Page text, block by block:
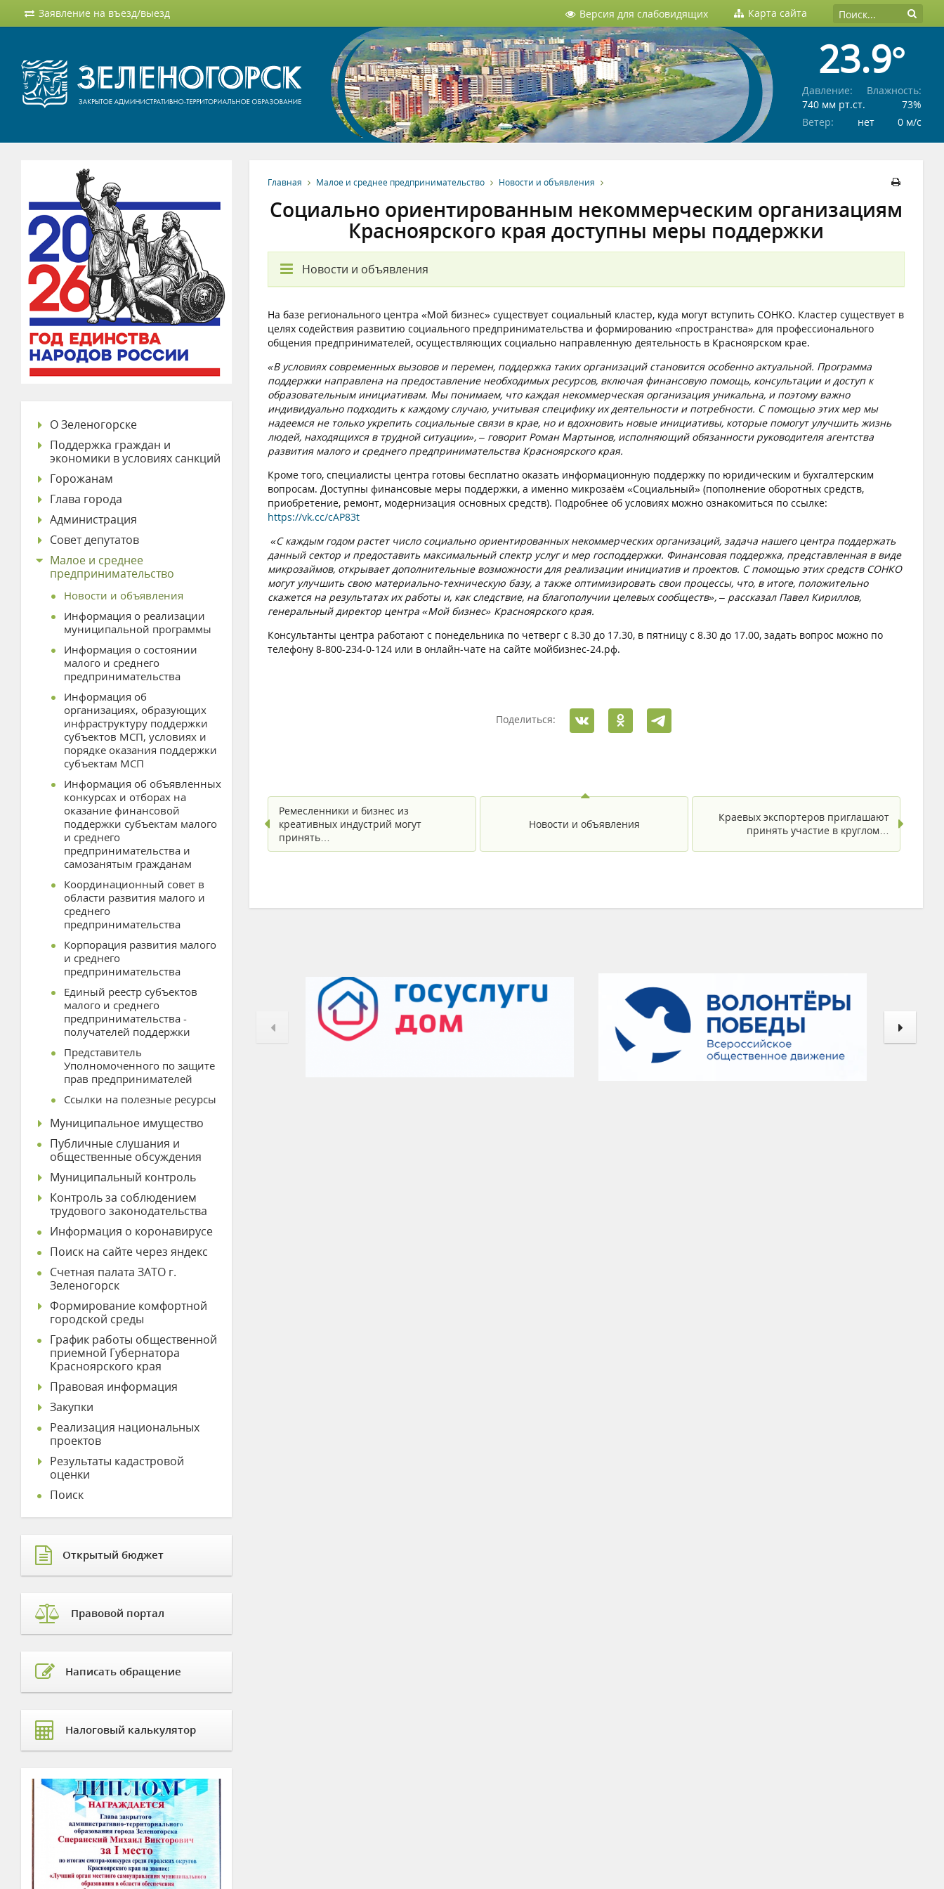
Заявление на въезд/выезд Версия для слабовидящих Карта сайта
23.9°
Давление:
740 мм рт.ст.
Влажность:
73%
Ветер:
нет 0 м/c
Главная Малое и среднее предпринимательство Новости и объявления
Социально ориентированным некоммерческим организациям
Красноярского края доступны меры поддержки
Новости и объявления
На базе регионального центра «Мой бизнес» существует социальный кластер, куда могут вступить СОНКО. Кластер существует в
целях содействия развитию социального предпринимательства и формированию «пространства» для профессионального
общения предпринимателей, осуществляющих социально направленную деятельность в Красноярском крае.
«В условиях современных вызовов и перемен, поддержка таких организаций становится особенно актуальной. Программа
поддержки направлена на предоставление необходимых ресурсов, включая финансовую помощь, консультации и доступ к
образовательным инициативам. Мы понимаем, что каждая некоммерческая организация уникальна, и поэтому важно
индивидуально подходить к каждому случаю, учитывая специфику их деятельности и потребности. С помощью этих мер мы
надеемся не только укрепить социальные связи в крае, но и вдохновить новые инициативы, которые помогут улучшить жизнь
людей, находящихся в трудной ситуации», – говорит Роман Мартынов, исполняющий обязанности руководителя агентства
развития малого и среднего предпринимательства Красноярского края.
Кроме того, специалисты центра готовы бесплатно оказать информационную поддержку по юридическим и бухгалтерским
вопросам. Доступны финансовые меры поддержки, а именно микрозаём «Социальный» (пополнение оборотных средств,
приобретение, ремонт, модернизация основных средств). Подробнее об условиях можно ознакомиться по ссылке:
https://vk.cc/cAP83t
«С каждым годом растет число социально ориентированных некоммерческих организаций, задача нашего центра поддержать
данный сектор и предоставить максимальный спектр услуг и мер господдержки. Финансовая поддержка, представленная в виде
микрозаймов, открывает дополнительные возможности для реализации инициатив и проектов. С помощью этих средств СОНКО
могут улучшить свою материально-техническую базу, а также оптимизировать свои процессы, что, в итоге, положительно
скажется на результатах их работы и, как следствие, на благополучии целевых сообществ», – рассказал Павел Кириллов,
генеральный директор центра «Мой бизнес» Красноярского края.
Консультанты центра работают с понедельника по четверг с 8.30 до 17.30, в пятницу с 8.30 до 17.00, задать вопрос можно по
телефону 8-800-234-0-124 или в онлайн-чате на сайте мойбизнес-24.рф.
Поделиться:
Ремесленники и бизнес из
креативных индустрий могут
принять…
Новости и объявления
Краевых экспортеров приглашают
принять участие в круглом…
О Зеленогорске
Поддержка граждан и
экономики в условиях санкций
Горожанам
Глава города
Администрация
Совет депутатов
Малое и среднее
предпринимательство
Новости и объявления
Информация о реализации
муниципальной программы
Информация о состоянии
малого и среднего
предпринимательства
Информация об
организациях, образующих
инфраструктуру поддержки
субъектов МСП, условиях и
порядке оказания поддержки
субъектам МСП
Информация об объявленных
конкурсах и отборах на
оказание финансовой
поддержки субъектам малого
и среднего
предпринимательства и
самозанятым гражданам
Координационный совет в
области развития малого и
среднего
предпринимательства
Корпорация развития малого
и среднего
предпринимательства
Единый реестр субъектов
малого и среднего
предпринимательства -
получателей поддержки
Представитель
Уполномоченного по защите
прав предпринимателей
Ссылки на полезные ресурсы
Муниципальное имущество
Публичные слушания и
общественные обсуждения
Муниципальный контроль
Контроль за соблюдением
трудового законодательства
Информация о коронавирусе
Поиск на сайте через яндекс
Счетная палата ЗАТО г.
Зеленогорск
Формирование комфортной
городской среды
График работы общественной
приемной Губернатора
Красноярского края
Правовая информация
Закупки
Реализация национальных
проектов
Результаты кадастровой
оценки
Поиск
Открытый бюджет
Правовой портал
Написать обращение
Налоговый калькулятор